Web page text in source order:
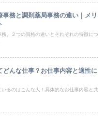
事務と調剤薬局事務の違い｜メリ
務、２つの資格の違いとそれぞれの特徴につ
どんな仕事？お仕事内容と適性に
るのはこんな人！具体的なお仕事内容と共